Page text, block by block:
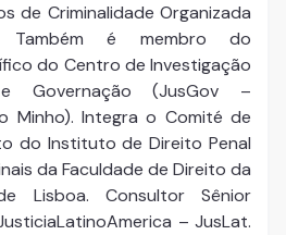
de Criminalidade Organizada
Também é membro do
do Centro de Investigação
Governação (JusGov –
Minho). Integra o Comité de
do Instituto de Direito Penal
da Faculdade de Direito da
Lisboa. Consultor Sênior
– JusLat.